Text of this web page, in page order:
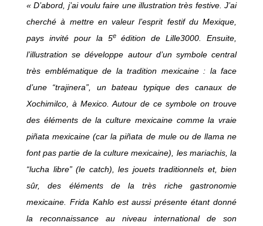
« D’abord, j’ai voulu faire une illustration très festive. J’ai
cherché à mettre en valeur l’esprit festif du Mexique,
pays invité pour la 5eédition de Lille3000. Ensuite,
l’illustration se développe autour d’un symbole central
très emblématique de la tradition mexicaine : la face
d’une “trajinera”, un bateau typique des canaux de
Xochimilco, à Mexico. Autour de ce symbole on trouve
des éléments de la culture mexicaine comme la vraie
piñata mexicaine (car la piñata de mule ou de llama ne
font pas partie de la culture mexicaine), les mariachis, la
“lucha libre” (le catch), les jouets traditionnels et, bien
sûr, des éléments de la très riche gastronomie
mexicaine. Frida Kahlo est aussi présente étant donné
la reconnaissance au niveau international de son